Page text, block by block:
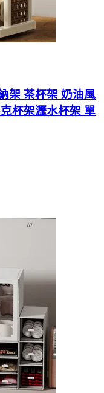
架 茶杯架 奶油風
杯架瀝水杯架 單